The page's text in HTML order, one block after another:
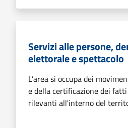
Servizi alle persone,
elettorale e spettacolo
L’area si occupa dei
e della certificazione dei
rilevanti all'interno del